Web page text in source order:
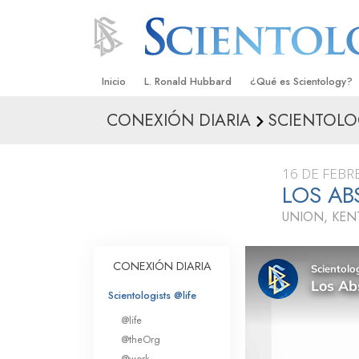
Inicio L. Ronald Hubbard ¿Qué es Scientology?
Creencias y Prácticas
Qué dicen los
Scientology
Conoce a un
Dentro de una Iglesia
Los Principios
CONEXIÓN DIARIA
16 DE
LOS
UNION,
CONEXIÓN DIARIA
Scientologists @life
@life
@theOrg